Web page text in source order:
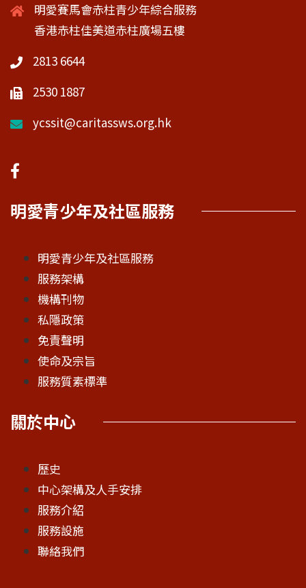
明愛賽馬會赤柱青少年綜合服務
香港赤柱佳美道赤柱廣場五樓
2813 6644
2530 1887
ycssit@caritassws.org.hk
明愛青少年及社區服務
明愛青少年及社區服務
服務架構
機構刊物
私隱政策
免責聲明
使命及宗旨
服務質素標準
關於中心
歷史
中心架構及人手安排
服務介紹
服務設施
聯絡我們